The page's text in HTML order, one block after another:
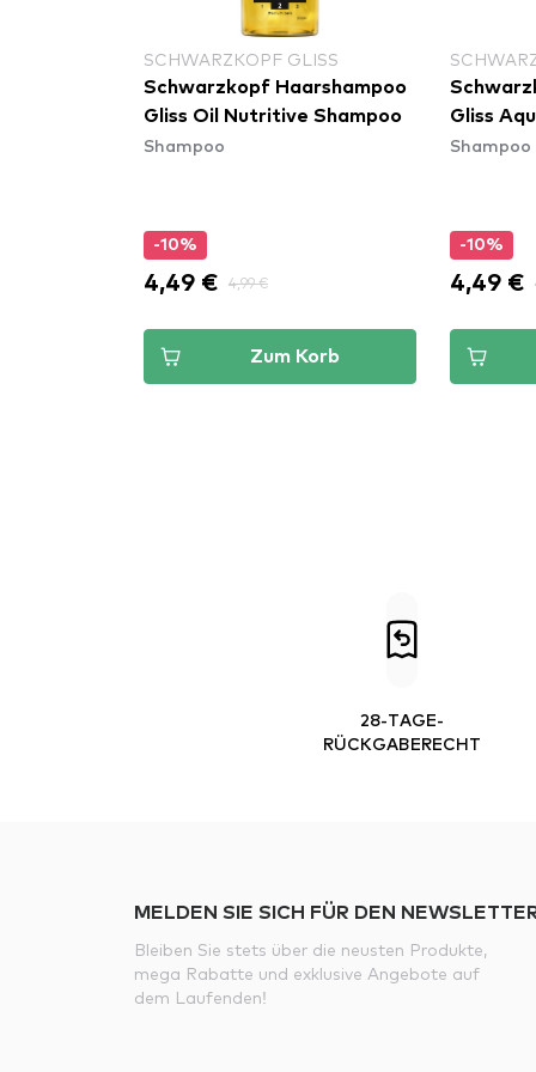
SCHWARZKOPF GLISS
Schwarzkopf Haarshampoo
Gliss Oil Nutritive Shampoo
Shampoo
-10%
4,49 € 4,99 €
Zum Korb
Gliss
Shampoo
-10%
4,49 €
28-TAGE-
RÜCKGABERECHT
MELDEN SIE SICH FÜR DEN
Bleiben Sie stets über die neusten Produkte,
mega Rabatte und exklusive Angebote auf
dem Laufenden!